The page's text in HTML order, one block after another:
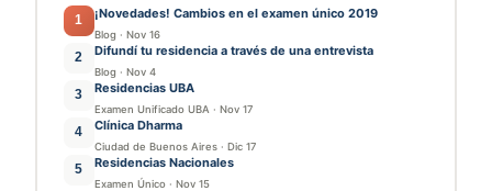
1 ¡Novedades! Cambios en el examen único 2019
Blog · Nov 16
2 Difundí tu residencia a través de una entrevista
Blog · Nov 4
3 Residencias UBA
Examen Unificado UBA · Nov 17
4 Clínica Dharma
Ciudad de Buenos Aires · Dic 17
5 Residencias Nacionales
Examen Único · Nov 15